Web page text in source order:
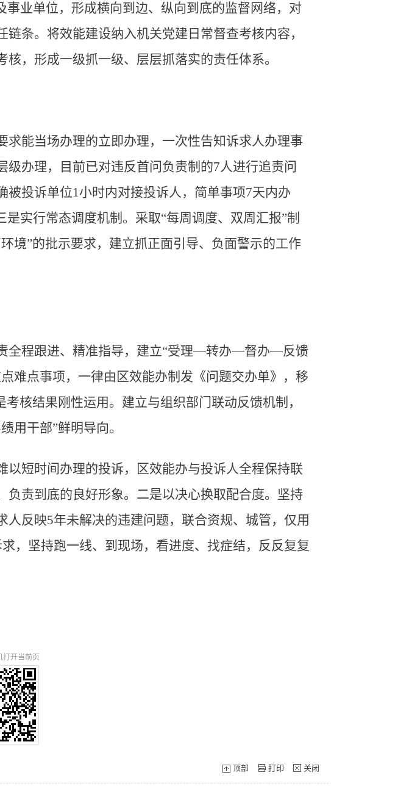
业单位，形成横向到边、纵向到底的监督网络，对
条。将效能建设纳入机关党建日常督查考核内容，
，形成一级抓一级、层层抓落实的责任体系。
能当场办理的立即办理，一次性告知诉求人办理事
办理，目前已对违反首问负责制的7人进行追责问
投诉单位1小时内对接投诉人，简单事项7天内办
实行常态调度机制。采取“每周调度、双周汇报”制
境”的批示要求，建立抓正面引导、负面警示的工作
全程跟进、精准指导，建立“受理—转办—督办—反馈
难点事项，一律由区效能办制发《问题交办单》，移
核结果刚性运用。建立与组织部门联动反馈机制，
用干部”鲜明导向。
短时间办理的投诉，区效能办与投诉人全程保持联
责到底的良好形象。二是以决心换取配合度。坚持
反映5年未解决的违建问题，联合资规、城管，仅用
，坚持跑一线、到现场，看进度、找症结，反反复复
打开当前页
顶部 打印 关闭